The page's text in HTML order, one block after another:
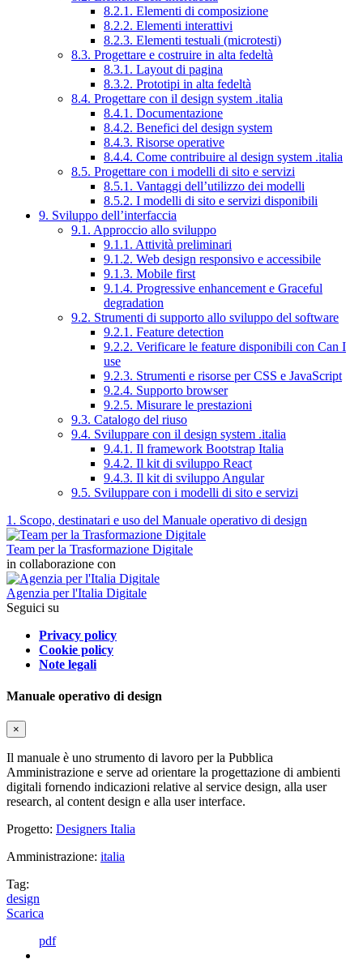
8.2.1. Elementi di composizione
8.2.2. Elementi interattivi
8.2.3. Elementi testuali (microtesti)
8.3. Progettare e costruire in alta fedeltà
8.3.1. Layout di pagina
8.3.2. Prototipi in alta fedeltà
8.4. Progettare con il design system .italia
8.4.1. Documentazione
8.4.2. Benefici del design system
8.4.3. Risorse operative
8.4.4. Come contribuire al design system .italia
8.5. Progettare con i modelli di sito e servizi
8.5.1. Vantaggi dell’utilizzo dei modelli
8.5.2. I modelli di sito e servizi disponibili
9. Sviluppo dell’interfaccia
9.1. Approccio allo sviluppo
9.1.1. Attività preliminari
9.1.2. Web design responsivo e accessibile
9.1.3. Mobile first
9.1.4. Progressive enhancement e Graceful
degradation
9.2. Strumenti di supporto allo sviluppo del software
9.2.1. Feature detection
9.2.2. Verificare le feature disponibili con Can I
use
9.2.3. Strumenti e risorse per CSS e JavaScript
9.2.4. Supporto browser
9.2.5. Misurare le prestazioni
9.3. Catalogo del riuso
9.4. Sviluppare con il design system .italia
9.4.1. Il framework Bootstrap Italia
9.4.2. Il kit di sviluppo React
9.4.3. Il kit di sviluppo Angular
9.5. Sviluppare con i modelli di sito e servizi
1. Scopo, destinatari e uso del Manuale operativo di design
Team per la Trasformazione Digitale
in collaborazione con
Agenzia per l'Italia Digitale
Seguici su
Privacy policy
Cookie policy
Note legali
Manuale operativo di design
×
Il manuale è uno strumento di lavoro per la Pubblica
Amministrazione e serve ad orientare la progettazione di ambienti
digitali fornendo indicazioni relative al service design, alla user
research, al content design e alla user interface.
Progetto: Designers Italia
Amministrazione: italia
Tag:
design
Scarica
pdf